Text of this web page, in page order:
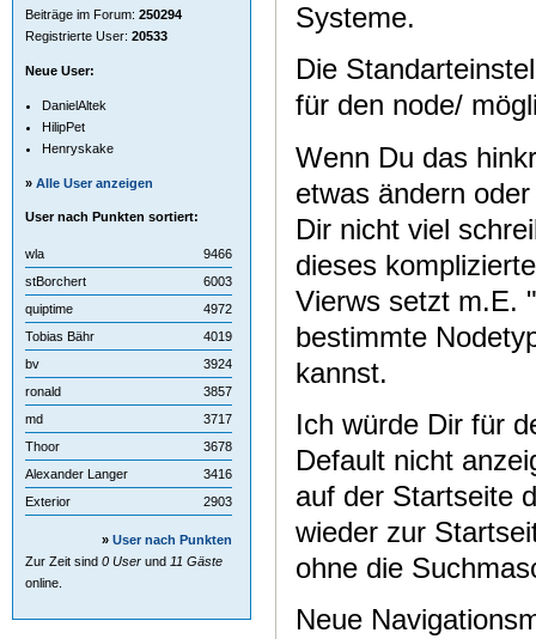
Systeme.
Die
für den node/
Wenn Du das
etwas ändern
Dir nicht viel
dieses
Vierws setzt m.E.
bestimmte
kannst.
Ich würde Dir für
Default nicht
auf der Startseite
wieder zur
ohne die
Neue
Beiträge im Forum: 250294
Registrierte User: 20533
Neue User:
DanielAltek
HilipPet
Henryskake
» Alle User anzeigen
User nach Punkten sortiert:
wla
9466
stBorchert
6003
quiptime
4972
Tobias Bähr
4019
bv
3924
ronald
3857
md
3717
Thoor
3678
Alexander Langer
3416
Exterior
2903
» User nach Punkten
Zur Zeit sind 0 User und 11 Gäste
online.